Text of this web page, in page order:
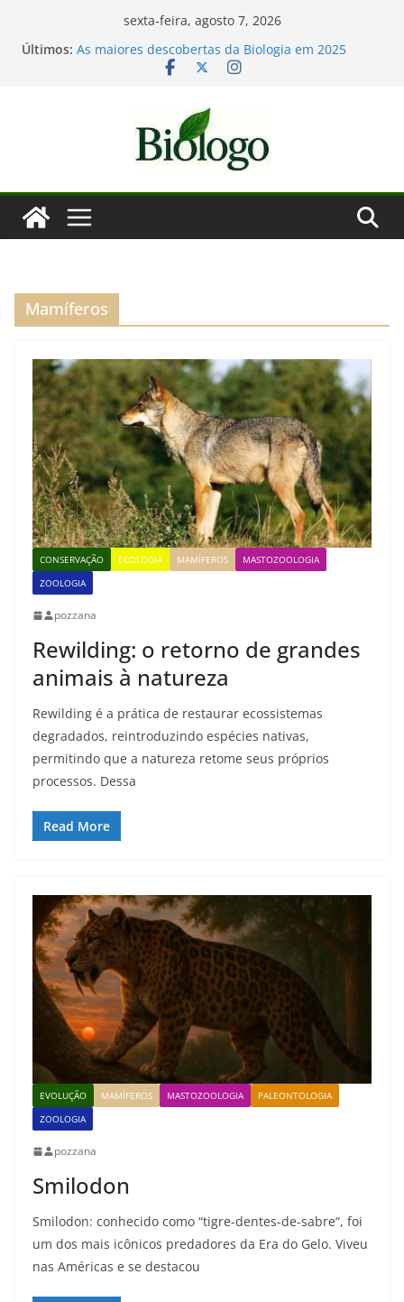
sexta-feira, agosto 7, 2026
Últimos: As maiores descobertas da Biologia em 2025
Dia Mundial das Baleias e Golfinhos
Considerações de fim de ano: Biologia 2025
Mergulho na Biologia – por que a ciência é tão
fascinante?
Mamíferos
CONSERVAÇÃO ECOLOGIA MAMÍFEROS
MASTOZOOLOGIA
ZOOLOGIA
pozzana
Rewilding: o retorno de grandes
animais à natureza
Rewilding é a prática de restaurar ecossistemas
degradados, reintroduzindo espécies nativas,
permitindo que a natureza retome seus próprios
processos. Dessa
Read More
EVOLUÇÃO MAMÍFEROS MASTOZOOLOGIA
PALEONTOLOGIA
ZOOLOGIA
pozzana
Smilodon
Smilodon: conhecido como “tigre-dentes-de-sabre“, foi
um dos mais icônicos predadores da Era do Gelo. Viveu
nas Américas e se destacou